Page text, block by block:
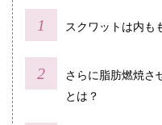
スクワットは内も
さらに脂肪燃焼さ
とは？